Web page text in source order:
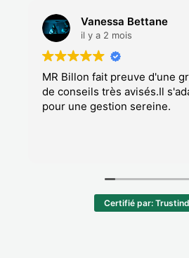
écoute et
au profil
Bella L
We had a very
assisted us was
clearly very
presentation
and
and requests.
Certifié par: